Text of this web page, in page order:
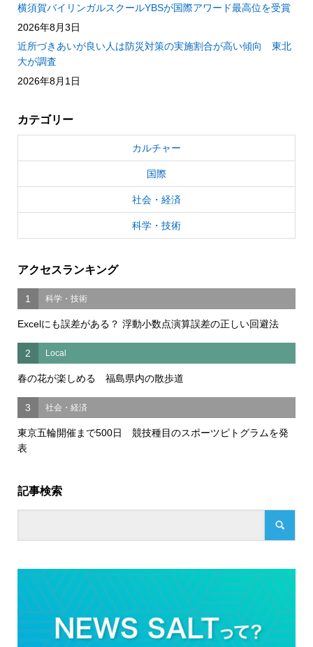
横須賀バイリンガルスクールYBSが国際アワード最高位を受賞
2026年8月3日
近所づきあいが良い人は防災対策の実施割合が高い傾向 東北
大が調査
2026年8月1日
カテゴリー
カルチャー
国際
社会・経済
科学・技術
アクセスランキング
1 科学・技術
Excelにも誤差がある？ 浮動小数点演算誤差の正しい回避法
2 Local
春の花が楽しめる 福島県内の散歩道
3 社会・経済
東京五輪開催まで500日 競技種目のスポーツピトグラムを発
表
記事検索